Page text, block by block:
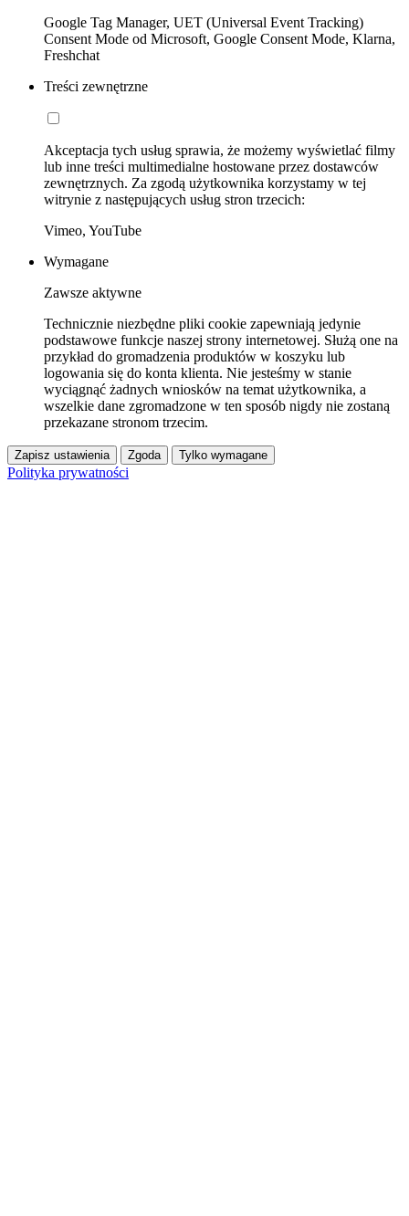
Google Tag Manager, UET (Universal Event Tracking)
Consent Mode od Microsoft, Google Consent Mode, Klarna,
Freshchat
Treści zewnętrzne
Akceptacja tych usług sprawia, że możemy wyświetlać filmy
lub inne treści multimedialne hostowane przez dostawców
zewnętrznych. Za zgodą użytkownika korzystamy w tej
witrynie z następujących usług stron trzecich:
Vimeo, YouTube
Wymagane
Zawsze aktywne
Technicznie niezbędne pliki cookie zapewniają jedynie
podstawowe funkcje naszej strony internetowej. Służą one na
przykład do gromadzenia produktów w koszyku lub
logowania się do konta klienta. Nie jesteśmy w stanie
wyciągnąć żadnych wniosków na temat użytkownika, a
wszelkie dane zgromadzone w ten sposób nigdy nie zostaną
przekazane stronom trzecim.
Zapisz ustawienia Zgoda Tylko wymagane
Polityka prywatności